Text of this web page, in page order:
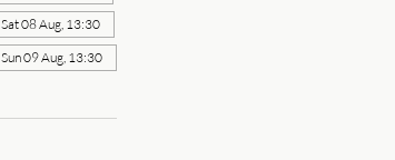
Sat 08 Aug, 13:30
Sun 09 Aug, 13:30